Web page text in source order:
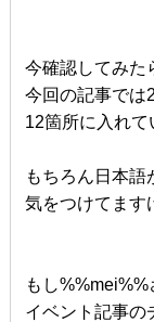
今確認してみた
今回の記事では
12箇所に入れて
もちろん日本語
気をつけてます
もし%%mei%%
イベント記事の